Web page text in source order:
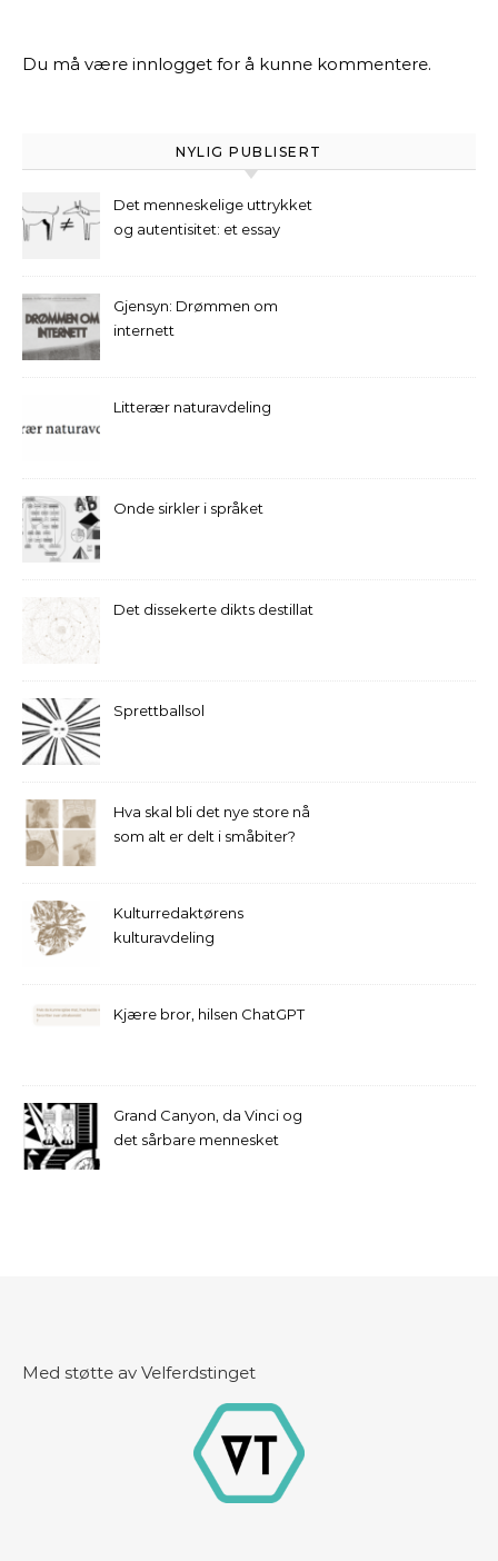
Du må være innlogget for å kunne kommentere.
NYLIG PUBLISERT
Det menneskelige uttrykket
og autentisitet: et essay
Gjensyn: Drømmen om
internett
Litterær naturavdeling
Onde sirkler i språket
Det dissekerte dikts destillat
Sprettballsol
Hva skal bli det nye store nå
som alt er delt i småbiter?
Kulturredaktørens
kulturavdeling
Kjære bror, hilsen ChatGPT
Grand Canyon, da Vinci og
det sårbare mennesket
Med støtte av Velferdstinget